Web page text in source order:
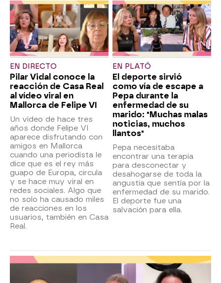
EN DIRECTO
Pilar Vidal conoce la
reacción de Casa Real
al vídeo viral en
Mallorca de Felipe VI
Un vídeo de hace tres
años donde Felipe VI
aparece disfrutando con
amigos en Mallorca
cuando una periodista le
dice que es el rey más
guapo de Europa, circula
y se hace muy viral en
redes sociales. Algo que
no solo ha causado miles
de reacciones en los
usuarios, también en Casa
Real.
EN PLATÓ
El deporte sirvió
como vía de escape a
Pepa durante la
enfermedad de su
marido: "Muchas malas
noticias, muchos
llantos"
Pepa necesitaba
encontrar una terapia
para desconectar y
desahogarse de toda la
angustia que sentía por la
enfermedad de su marido.
El deporte fue una
salvación para ella.